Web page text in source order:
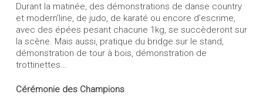
Durant la matinée, des démonstrations de danse country
et modern’line, de judo, de karaté ou encore d’escrime,
avec des épées pesant chacune 1kg, se succèderont sur
la scène. Mais aussi, pratique du bridge sur le stand,
démonstration de tour à bois, démonstration de
trottinettes…
Cérémonie des Champions